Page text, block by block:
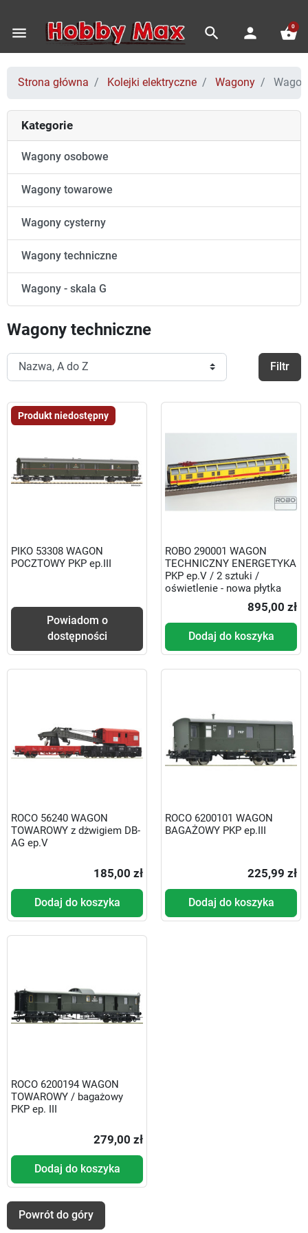
menu search person shopping_basket
0
Strona główna Kolejki elektryczne Wagony
Kategorie
Wagony osobowe
Wagony towarowe
Wagony cysterny
Wagony techniczne
Wagony - skala G
Wagony techniczne
Filtr
Produkt niedostępny
PIKO 53308 WAGON
POCZTOWY PKP ep.III
Powiadom o
dostępności
ROBO 290001 WAGON
TECHNICZNY ENERGETYKA
PKP ep.V / 2 sztuki /
oświetlenie - nowa płytka
895,00 zł
Dodaj do koszyka
ROCO 56240 WAGON
TOWAROWY z dżwigiem DB-
AG ep.V
185,00 zł
Dodaj do koszyka
ROCO 6200101 WAGON
BAGAŻOWY PKP ep.III
225,99 zł
Dodaj do koszyka
ROCO 6200194 WAGON
TOWAROWY / bagażowy
PKP ep. III
279,00 zł
Dodaj do koszyka
Powrót do góry